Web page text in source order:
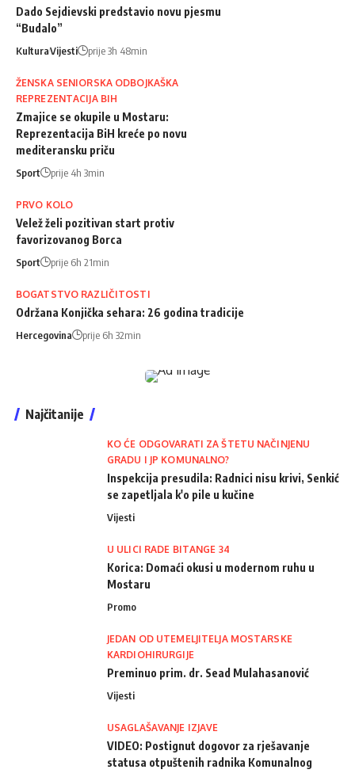
Dado Sejdievski predstavio novu pjesmu
“Budalo”
KulturaVijesti prije 3h 48min
ŽENSKA SENIORSKA ODBOJKAŠKA
REPREZENTACIJA BIH
Zmajice se okupile u Mostaru:
Reprezentacija BiH kreće po novu
mediteransku priču
Sport prije 4h 3min
PRVO KOLO
Velež želi pozitivan start protiv
favorizovanog Borca
Sport prije 6h 21min
BOGATSTVO RAZLIČITOSTI
Održana Konjička sehara: 26 godina tradicije
Hercegovina prije 6h 32min
Najčitanije
KO ĆE ODGOVARATI ZA ŠTETU NAČINJENU
GRADU I JP KOMUNALNO?
Inspekcija presudila: Radnici nisu krivi, Senkić
se zapetljala k'o pile u kučine
Vijesti
U ULICI RADE BITANGE 34
Korica: Domaći okusi u modernom ruhu u
Mostaru
Promo
JEDAN OD UTEMELJITELJA MOSTARSKE
KARDIOHIRURGIJE
Preminuo prim. dr. Sead Mulahasanović
Vijesti
USAGLAŠAVANJE IZJAVE
VIDEO: Postignut dogovor za rješavanje
statusa otpuštenih radnika Komunalnog